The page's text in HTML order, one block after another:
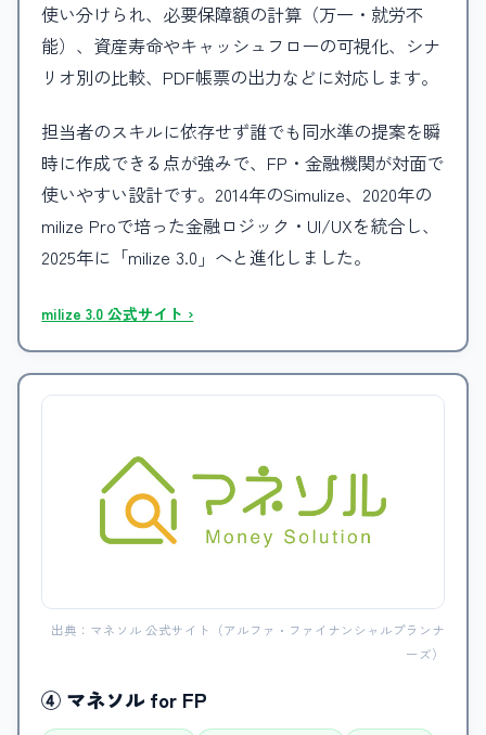
使い分けられ、必要保障額の計算（万一・就労不
能）、資産寿命やキャッシュフローの可視化、シナ
リオ別の比較、PDF帳票の出力などに対応します。
担当者のスキルに依存せず誰でも同水準の提案を瞬
時に作成できる点が強みで、FP・金融機関が対面で
使いやすい設計です。2014年のSimulize、2020年の
milize Proで培った金融ロジック・UI/UXを統合し、
2025年に「milize 3.0」へと進化しました。
milize 3.0 公式サイト ›
出典：マネソル 公式サイト（アルファ・ファイナンシャルプランナ
ーズ）
④ マネソル for FP